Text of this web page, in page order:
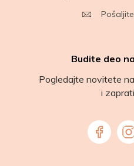
Budite deo
Pogledajte novitete
i